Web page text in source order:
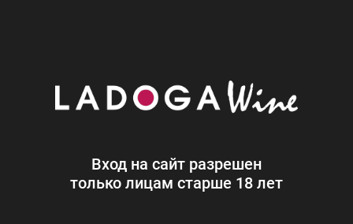
Вход на сайт разрешен
только лицам старше 18 лет
Игристое
Сортировка